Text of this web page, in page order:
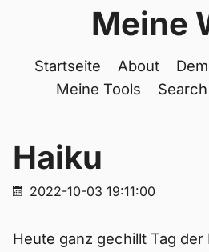
Meine
Startseite About
Meine Tools
Search
Haiku
2022-10-03 19:11:00
Heute ganz gechillt Tag